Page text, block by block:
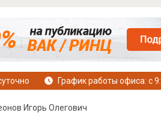
График работы офиса: с
Игорь Олегович